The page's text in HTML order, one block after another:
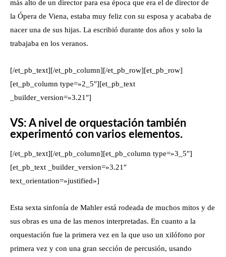
más alto de un director para esa época que era el de director de
la Ópera de Viena, estaba muy feliz con su esposa y acababa de
nacer una de sus hijas. La escribió durante dos años y solo la
trabajaba en los veranos.
[/et_pb_text][/et_pb_column][/et_pb_row][et_pb_row]
[et_pb_column type=»2_5″][et_pb_text
_builder_version=»3.21″]
VS: A nivel de orquestación también
experimentó con varios elementos.
[/et_pb_text][/et_pb_column][et_pb_column type=»3_5″]
[et_pb_text _builder_version=»3.21″
text_orientation=»justified»]
Esta sexta sinfonía de Mahler está rodeada de muchos mitos y de
sus obras es una de las menos interpretadas. En cuanto a la
orquestación fue la primera vez en la que uso un xilófono por
primera vez y con una gran sección de percusión, usando